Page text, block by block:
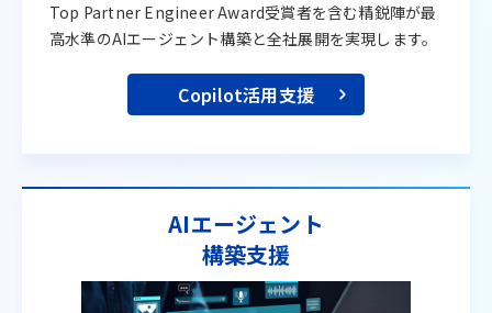
Top Partner Engineer Award受賞者を含む精鋭陣が最
高水準のAIエージェント構築と全社展開を実現します。
Copilot活用支援
AIエージェント
構築支援